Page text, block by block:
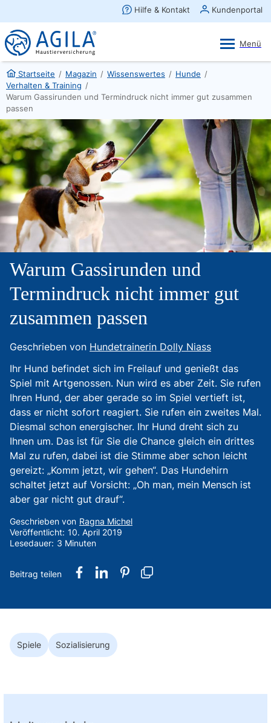
Startseite / Magazin / Wissenswertes / Hunde /
Verhalten & Training /
Warum Gassirunden und Termindruck nicht immer gut zusammen
passen
Warum Gassirunden und
Termindruck nicht immer gut
zusammen passen
Geschrieben von Hundetrainerin Dolly Niass
Ihr Hund befindet sich im Freilauf und genießt das
Spiel mit Artgenossen. Nun wird es aber Zeit. Sie rufen
Ihren Hund, der aber gerade so im Spiel vertieft ist,
dass er nicht sofort reagiert. Sie rufen ein zweites Mal.
Diesmal schon energischer. Ihr Hund dreht sich zu
Ihnen um. Das ist für Sie die Chance gleich ein drittes
Mal zu rufen, dabei ist die Stimme aber schon leicht
gereizt: „Komm jetzt, wir gehen“. Das Hundehirn
schaltet jetzt auf Vorsicht: „Oh man, mein Mensch ist
aber gar nicht gut drauf“.
Geschrieben von Ragna Michel
Veröffentlicht: 10. April 2019
Lesedauer: 3 Minuten
Spiele Sozialisierung
×
AGILA Kunden-App
Gratis - Im Play Store laden
Ansehen